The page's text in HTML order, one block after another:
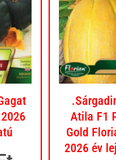
Atila F1
Gold
2026 év